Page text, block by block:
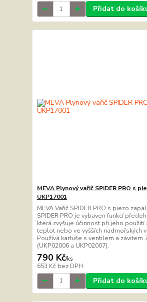
Přidat do
MEVA Plynový vařič SPIDER PRO s
UKP17001
MEVA Vařič SPIDER PRO s piezo
SPIDER PRO je vybaven funkcí
která zvyšuje účinnost při jeho použití
teplot nebo ve vyšších nadmořských
Používá kartuše s ventilem a závitem
(UKP02006 a UKP02007).
790 Kč/ks
653 Kč bez DPH
Přidat do